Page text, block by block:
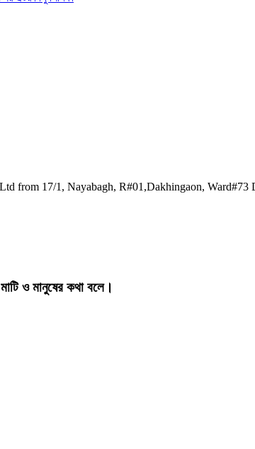
from 17/1, Nayabagh, R#01,Dakhingaon, Ward#73
ও মানুষের কথা বলে।